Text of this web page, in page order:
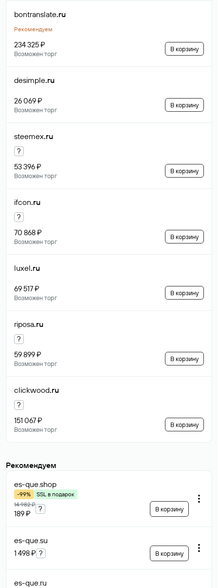
bontranslate.ru
Рекомендуем
234 325 ₽
Возможен торг
В корзину
desimple.ru
26 069 ₽
Возможен торг
В корзину
steemex.ru
?
53 396 ₽
Возможен торг
В корзину
ifcon.ru
?
70 868 ₽
Возможен торг
В корзину
luxel.ru
69 517 ₽
Возможен торг
В корзину
riposa.ru
?
59 899 ₽
Возможен торг
В корзину
clickwood.ru
?
151 067 ₽
Возможен торг
В корзину
Рекомендуем
es-que.shop
-99%
SSL в подарок
14 982 ₽
189 ₽
? В корзину
es-que.su
1 498 ₽ ? В корзину
es-que.ru